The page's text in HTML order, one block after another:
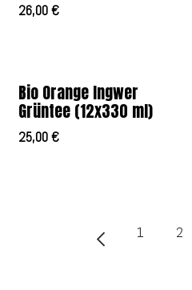
26,00€
Bio Orange Ingwer
Grüntee (12x330 ml)
25,00€
1 2